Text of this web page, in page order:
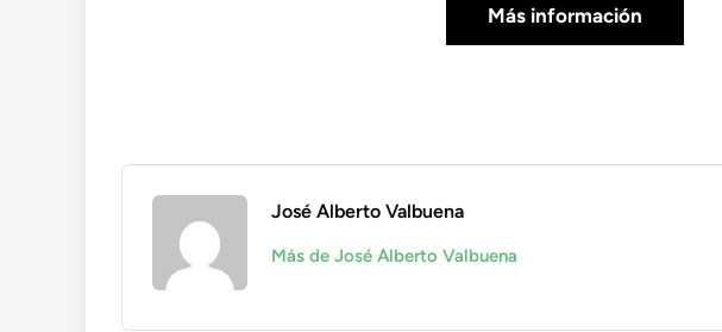
Más información
José Alberto Valbuena
Más de José Alberto Valbuena